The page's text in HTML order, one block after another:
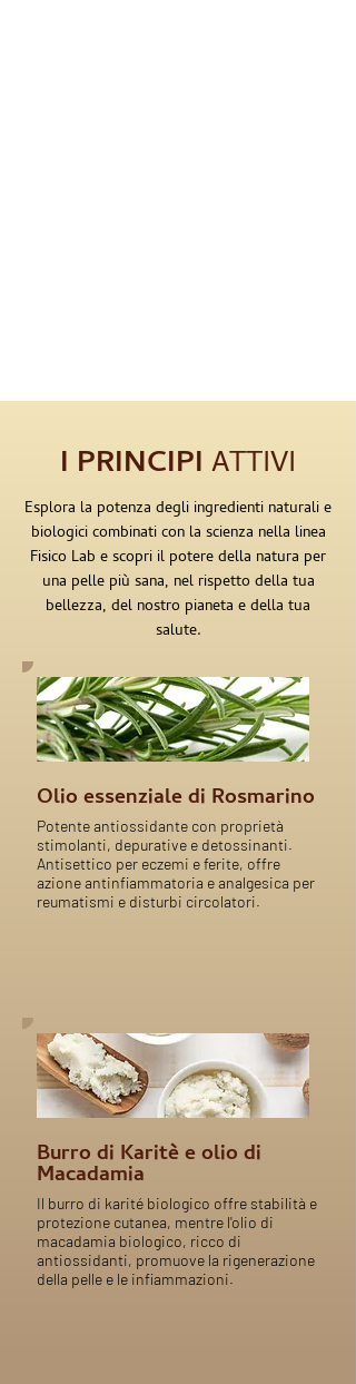
I PRINCIPI ATTIVI
Esplora la potenza degli ingredienti naturali e
biologici combinati con la scienza nella linea
Fisico Lab e scopri il potere della natura per
una pelle più sana, nel rispetto della tua
bellezza, del nostro pianeta e della tua
salute.
Olio essenziale di Rosmarino
Potente antiossidante con proprietà
stimolanti, depurative e detossinanti.
Antisettico per eczemi e ferite, offre
azione antinfiammatoria e analgesica per
reumatismi e disturbi circolatori.
Burro di Karitè e olio di
Macadamia
Il burro di karité biologico offre stabilità e
protezione cutanea, mentre l'olio di
macadamia biologico, ricco di
antiossidanti, promuove la rigenerazione
della pelle e le infiammazioni.